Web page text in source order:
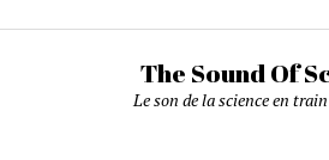
The Sound Of
Le son de la science en